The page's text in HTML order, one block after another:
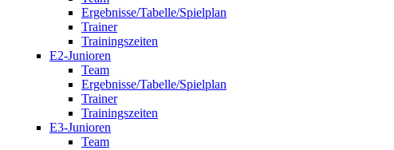
Ergebnisse/Tabelle/Spielplan
Trainer
Trainingszeiten
E2-Junioren
Team
Ergebnisse/Tabelle/Spielplan
Trainer
Trainingszeiten
E3-Junioren
Team